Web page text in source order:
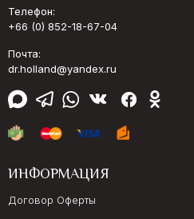
Телефон:
+66 (0) 852-18-67-04
Почта:
dr.holland@yandex.ru
ИНФОРМАЦИЯ
Договор Оферты